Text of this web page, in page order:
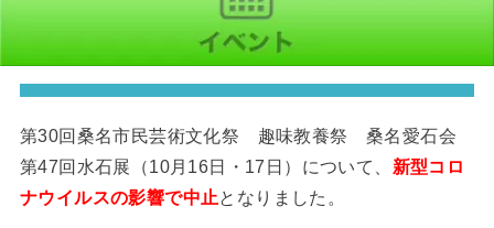
第30回桑名市民芸術文化祭 趣味教養祭 桑名愛石会
第47回水石展（10月16日・17日）について、 新型コロ
ナウイルスの影響で中止となりました。